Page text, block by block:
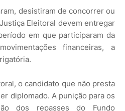
desistiram de concorrer ou
Eleitoral devem entregar
em que participaram da
financeiras, a
o candidato que não presta
diplomado. A punição para os
dos repasses do Fundo